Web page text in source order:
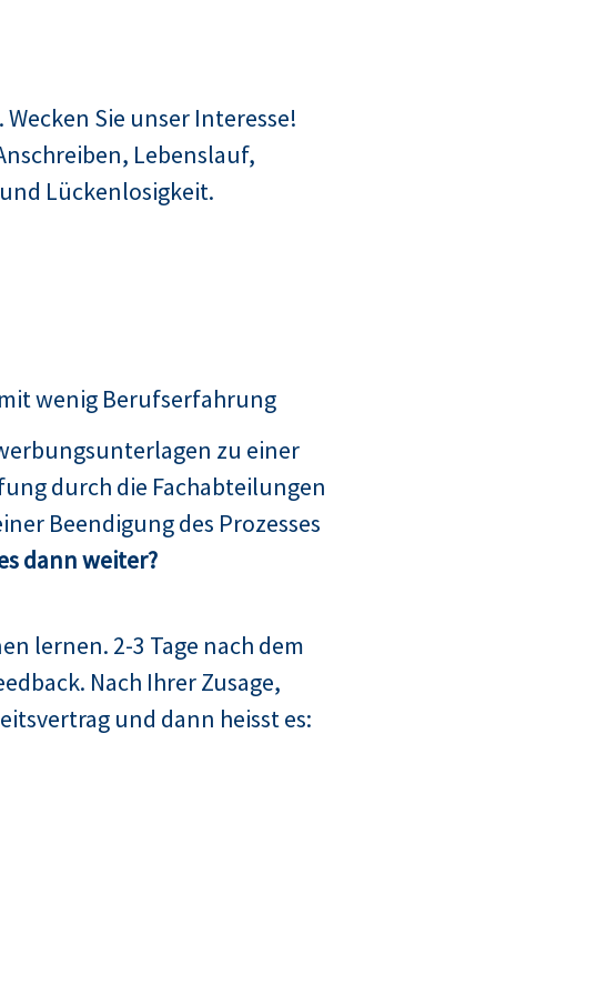
Sie unser Interesse!
Lebenslauf,
Lückenlosigkeit.
wenig Berufserfahrung
zu einer
durch die Fachabteilungen
Beendigung des Prozesses
dann weiter?
lernen. 2-3 Tage nach dem
Nach Ihrer Zusage,
und dann heisst es: